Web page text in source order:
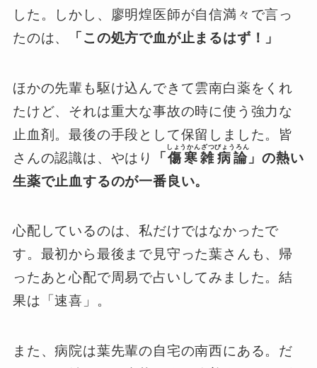
した。しかし、廖明煌医師が自信満々で言っ
たのは、
「この処方で血が止まるはず！」
ほかの先輩も駆け込んできて雲南白薬をくれ
たけど、それは重大な事故の時に使う強力な
止血剤。最後の手段として保留しました。皆
さんの認識は、やはり
「 傷寒雑病論
しょうかんざつびょうろん
」の熱い
生薬で止血するのが一番良い。
心配しているのは、私だけではなかったで
す。最初から最後まで見守った葉さんも、帰
ったあと心配で周易で占いしてみました。結
果は「速喜」。
また、病院は葉先輩の自宅の南西にある。だ